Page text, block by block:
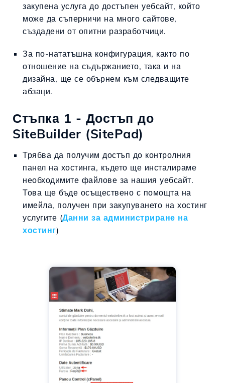
закупена услуга до достъпен уебсайт, който
може да съперничи на много сайтове,
създадени от опитни разработчици.
За по-нататъшна конфигурация, както по
отношение на съдържанието, така и на
дизайна, ще се обърнем към следващите
абзаци.
Стъпка 1 - Достъп до
SiteBuilder (SitePad)
Трябва да получим достъп до контролния
панел на хостинга, където ще инсталираме
необходимите файлове за нашия уебсайт.
Това ще бъде осъществено с помощта на
имейла, получен при закупуването на хостинг
услугите (Данни за администриране на
хостинг)